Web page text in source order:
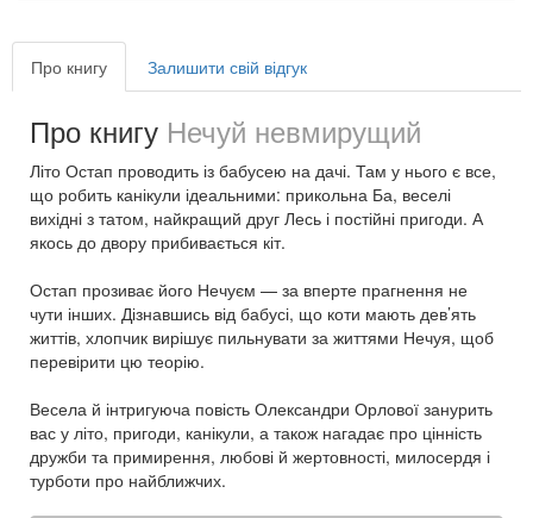
Про книгу Залишити свій відгук
Про книгу Нечуй невмирущий
Літо Остап проводить із бабусею на дачі. Там у нього є все,
що робить канікули ідеальними: прикольна Ба, веселі
вихідні з татом, найкращий друг Лесь і постійні пригоди. А
якось до двору прибивається кіт.
Остап прозиває його Нечуєм — за вперте прагнення не
чути інших. Дізнавшись від бабусі, що коти мають дев’ять
життів, хлопчик вирішує пильнувати за життями Нечуя, щоб
перевірити цю теорію.
Весела й інтригуюча повість Олександри Орлової занурить
вас у літо, пригоди, канікули, а також нагадає про цінність
дружби та примирення, любові й жертовності, милосердя і
турботи про найближчих.